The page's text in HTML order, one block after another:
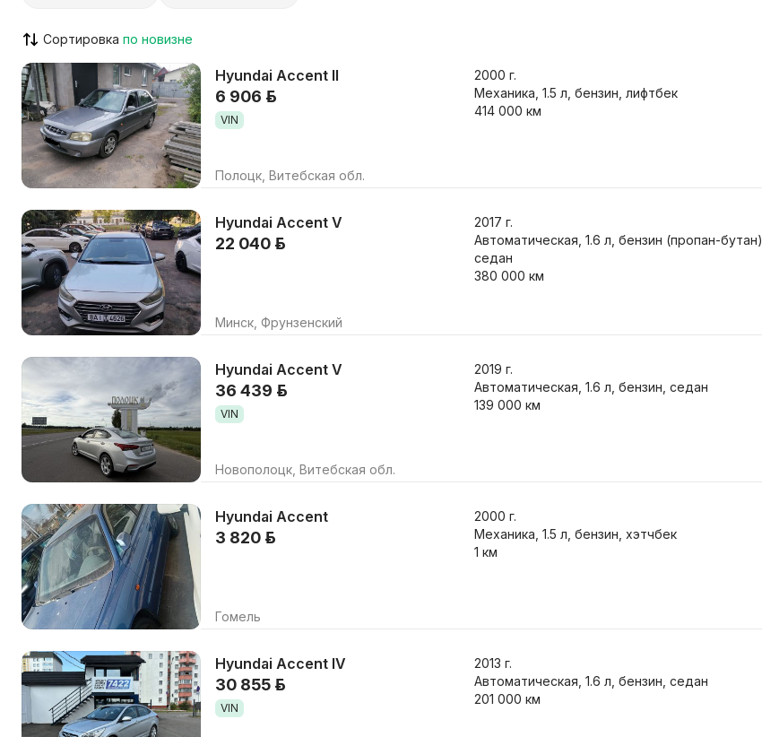
VIN указан Кондиционер / климат-контроль
Обогрев сидений
ABS / ESP / ASR
Парктроник / камера
Круиз-контроль
Только с видео
Сортировка
Hyundai Accent II
6 906 р.
VIN
Полоцк, Витебская обл.
2000 г.
Механика, 1.5 л, бензин, лифтбек
414 000 км
Hyundai Accent V
22 040 р.
Минск, Фрунзенский
2017 г.
Автоматическая, 1.6 л, бензин (пропан-бутан),
седан
380 000 км
Hyundai Accent V
36 439 р.
VIN
Новополоцк, Витебская обл.
2019 г.
Автоматическая, 1.6 л, бензин, седан
139 000 км
Hyundai Accent
3 820 р.
Гомель
2000 г.
Механика, 1.5 л, бензин, хэтчбек
1 км
Hyundai Accent IV
30 855 р.
VIN
2013 г.
Автоматическая, 1.6 л, бензин, седан
201 000 км